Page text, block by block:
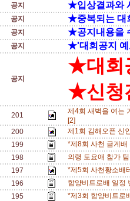
공지
★입상결과와
공지 ★중복되는 대
공지 ★공지내용을
공지 ★'대회공지 예
공지
★대회
★신청
201
제4회 새벽을 여는
[2]
200
제1회 김해오픈 신
199
*제8회 사천 금계
198
의령 토요애 참가
197
*제5회 사천황소배
196
함양비트로배 일정
195
*제3회 함양비트로